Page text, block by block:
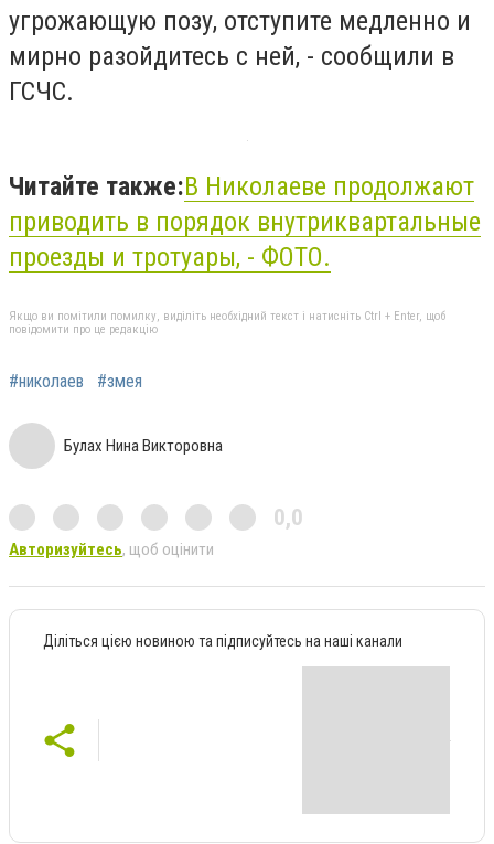
угрожающую позу, отступите медленно и
мирно разойдитесь с ней, - сообщили в
ГСЧС.
Читайте также:В Николаеве продолжают
приводить в порядок внутриквартальные
проезды и тротуары, - ФОТО.
Якщо ви помітили помилку, виділіть необхідний текст і натисніть Ctrl + Enter, щоб
повідомити про це редакцію
#николаев #змея
Булах Нина Викторовна
0,0
Авторизуйтесь, щоб оцінити
Діліться цією новиною та підписуйтесь на наші канали